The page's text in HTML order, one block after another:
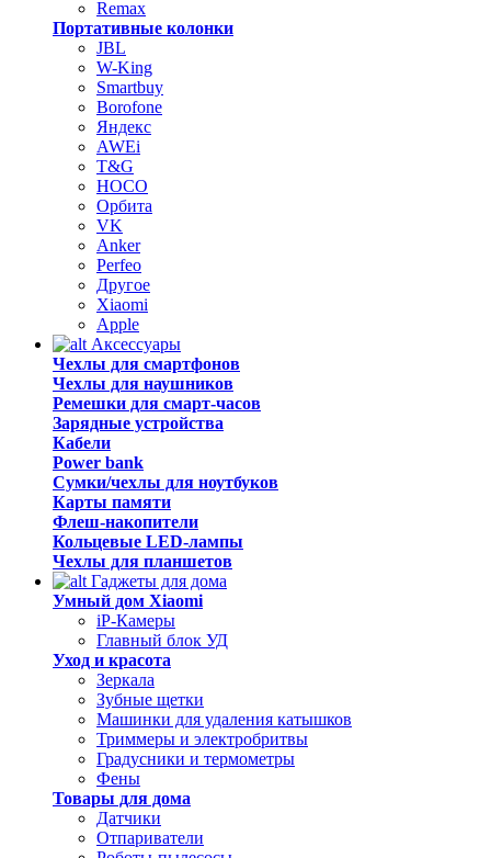
Remax
Портативные колонки
JBL
W-King
Smartbuy
Borofone
Яндекс
AWEi
T&G
HOCO
Орбита
VK
Anker
Perfeo
Другое
Xiaomi
Apple
Аксессуары
Чехлы для смартфонов
Чехлы для наушников
Ремешки для смарт-часов
Зарядные устройства
Кабели
Power bank
Сумки/чехлы для ноутбуков
Карты памяти
Флеш-накопители
Кольцевые LED-лампы
Чехлы для планшетов
Гаджеты для дома
Умный дом Xiaomi
iP-Камеры
Главный блок УД
Уход и красота
Зеркала
Зубные щетки
Машинки для удаления катышков
Триммеры и электробритвы
Градусники и термометры
Фены
Товары для дома
Датчики
Отпариватели